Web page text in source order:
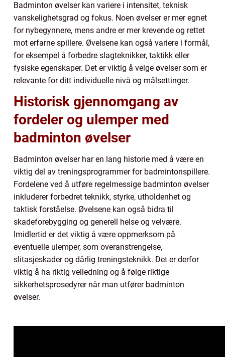
Badminton øvelser kan variere i intensitet, teknisk
vanskelighetsgrad og fokus. Noen øvelser er mer egnet
for nybegynnere, mens andre er mer krevende og rettet
mot erfarne spillere. Øvelsene kan også variere i formål,
for eksempel å forbedre slagteknikker, taktikk eller
fysiske egenskaper. Det er viktig å velge øvelser som er
relevante for ditt individuelle nivå og målsettinger.
Historisk gjennomgang av
fordeler og ulemper med
badminton øvelser
Badminton øvelser har en lang historie med å være en
viktig del av treningsprogrammer for badmintonspillere.
Fordelene ved å utføre regelmessige badminton øvelser
inkluderer forbedret teknikk, styrke, utholdenhet og
taktisk forståelse. Øvelsene kan også bidra til
skadeforebygging og generell helse og velvære.
Imidlertid er det viktig å være oppmerksom på
eventuelle ulemper, som overanstrengelse,
slitasjeskader og dårlig treningsteknikk. Det er derfor
viktig å ha riktig veiledning og å følge riktige
sikkerhetsprosedyrer når man utfører badminton
øvelser.